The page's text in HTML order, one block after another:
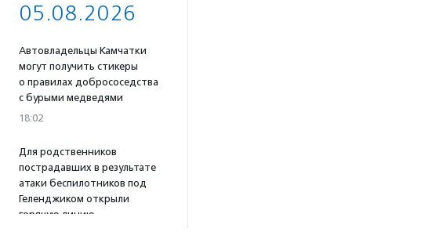
05.08.2026
Автовладельцы Камчатки
могут получить стикеры
о правилах добрососедства
с бурыми медведями
18:02
Для родственников
пострадавших в результате
атаки беспилотников под
Геленджиком открыли
горячую линию